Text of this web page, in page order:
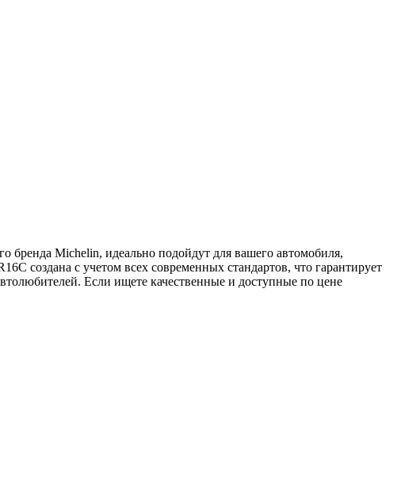
Michelin, идеально подойдут для вашего автомобиля,
создана с учетом всех современных стандартов, что гарантирует
Если ищете качественные и доступные по цене